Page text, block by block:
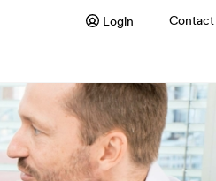
Login
Login Contact